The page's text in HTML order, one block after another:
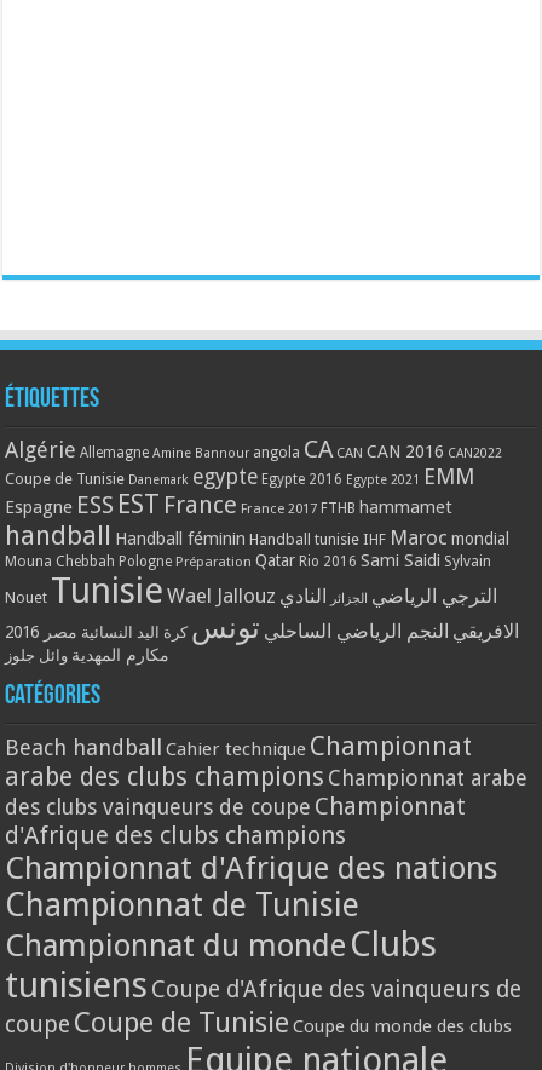
Étiquettes
Algérie Allemagne Amine Bannour angola CA CAN CAN 2016 CAN2022
Coupe de Tunisie Danemark egypte Egypte 2016 Egypte 2021 EMM
Espagne ESS EST France France 2017 FTHB hammamet
handball Handball féminin Handball tunisie IHF Maroc mondial
Mouna Chebbah Pologne Préparation Qatar Rio 2016 Sami Saidi Sylvain
Nouet Tunisie Wael Jallouz الترجي الرياضي الجزائر النادي
الافريقي النجم الرياضي الساحلي تونس كرة اليد النسائية مصر 2016
مكارم المهدية وائل جلوز
Catégories
Beach handball Cahier technique Championnat
arabe des clubs champions Championnat arabe
des clubs vainqueurs de coupe Championnat
d'Afrique des clubs champions
Championnat d'Afrique des nations
Championnat de Tunisie
Championnat du monde Clubs
tunisiens Coupe d'Afrique des vainqueurs de
coupe Coupe de Tunisie Coupe du monde des clubs
Equipe nationale